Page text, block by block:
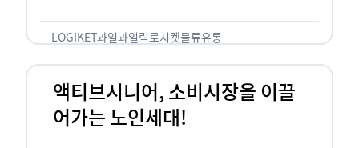
…
LOGIKET과일과일릭로지켓물류유통
액티브시니어, 소비시장을 이끌
어가는 노인세대!